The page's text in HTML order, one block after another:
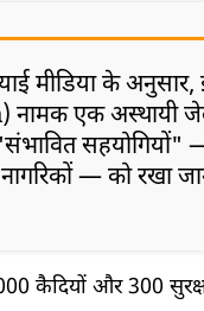
मीडिया के
नामक एक अस्थायी
सहयोगियों"
— को रखा
कैदियों और 300